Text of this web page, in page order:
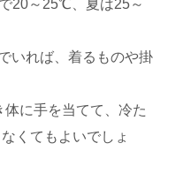
20～25℃、夏は25～
いれば、着るものや掛
に手を当てて、冷た
くてもよいでしょ